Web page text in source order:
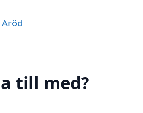
till med?